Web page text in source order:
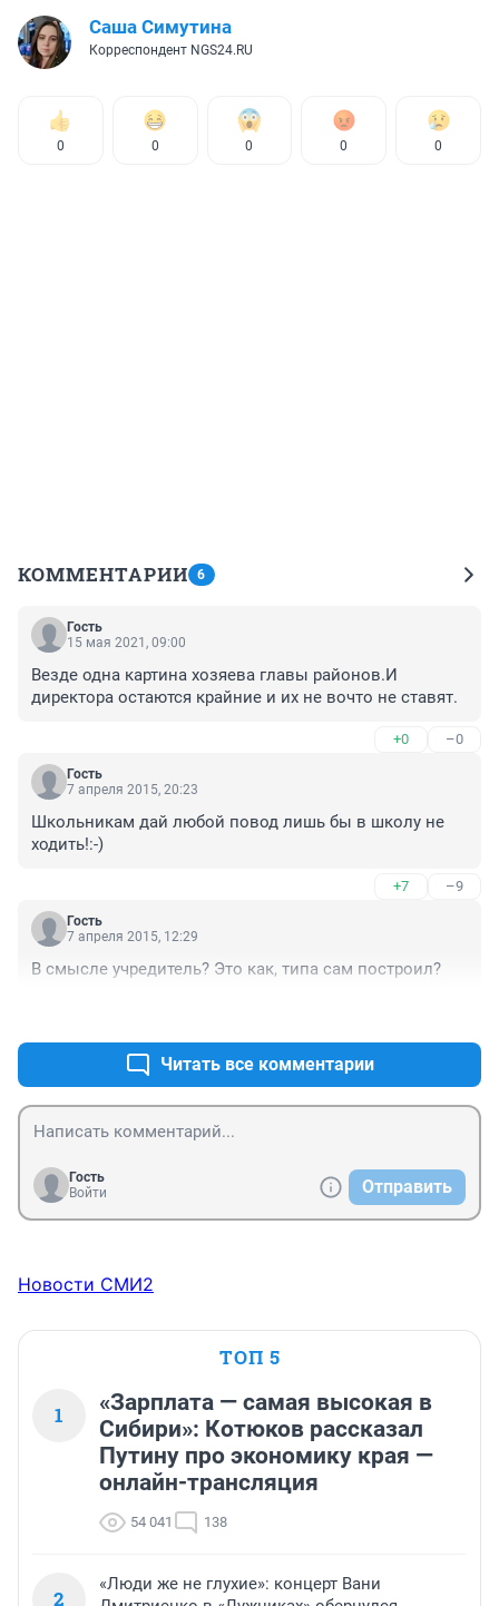
Саша Симутина
Корреспондент NGS24.RU
0 0 0 0 0
КОММЕНТАРИИ 6
Гость
15 мая 2021, 09:00
Везде одна картина хозяева главы районов.И
директора остаются крайние и их не вочто не ставят.
+0 –0
Гость
7 апреля 2015, 20:23
Школьникам дай любой повод лишь бы в школу не
ходить!:-)
+7 –9
Гость
7 апреля 2015, 12:29
В смысле учредитель? Это как, типа сам построил?
Читать все комментарии
Гость
Войти
Отправить
Новости СМИ2
ТОП 5
1
«Зарплата — самая высокая в
Сибири»: Котюков рассказал
Путину про экономику края —
онлайн-трансляция
54 041 138
2
«Люди же не глухие»: концерт Вани